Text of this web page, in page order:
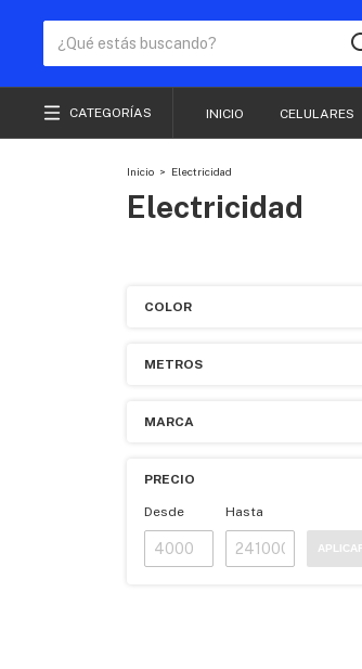
CATEGORÍAS INICIO CELULARES
Inicio > Electricidad
Electricidad
COLOR
METROS
MARCA
PRECIO
Desde Hasta
APLICAR